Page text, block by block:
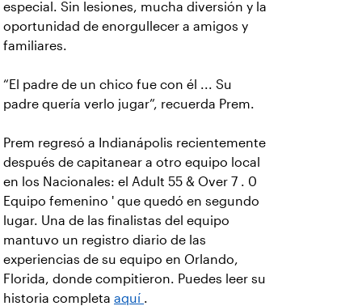
especial. Sin lesiones, mucha diversión y la
oportunidad de enorgullecer a amigos y
familiares.
“El padre de un chico fue con él ... Su
padre quería verlo jugar”, recuerda Prem.
Prem regresó a Indianápolis recientemente
después de capitanear a otro equipo local
en los Nacionales: el Adult 55 & Over 7 . 0
Equipo femenino ' que quedó en segundo
lugar. Una de las finalistas del equipo
mantuvo un registro diario de las
experiencias de su equipo en Orlando,
Florida, donde compitieron. Puedes leer su
historia completa aquí .